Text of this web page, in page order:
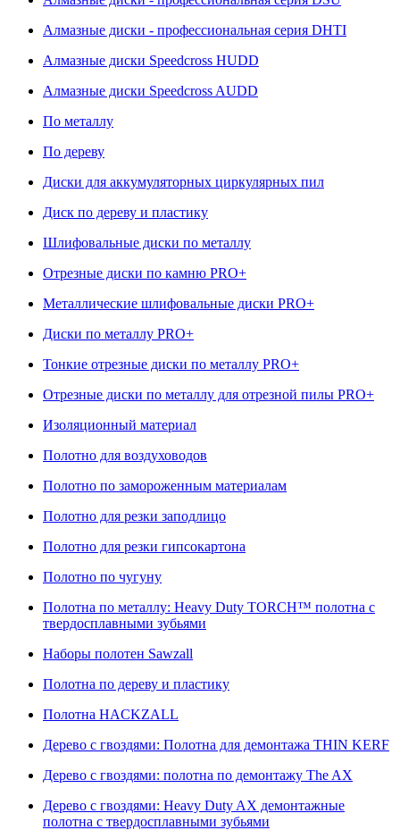
Алмазные диски - профессиональная серия DHTI
Алмазные диски Speedcross HUDD
Алмазные диски Speedcross AUDD
По металлу
По дереву
Диски для аккумуляторных циркулярных пил
Диск по дереву и пластику
Шлифовальные диски по металлу
Отрезные диски по камню PRO+
Металлические шлифовальные диски PRO+
Диски по металлу PRO+
Тонкие отрезные диски по металлу PRO+
Отрезные диски по металлу для отрезной пилы PRO+
Изоляционный материал
Полотно для воздуховодов
Полотно по замороженным материалам
Полотно для резки заподлицо
Полотно для резки гипсокартона
Полотно по чугуну
Полотна по металлу: Heavy Duty TORCH™ полотна с
твердосплавными зубьями
Наборы полотен Sawzall
Полотна по дереву и пластику
Полотна HACKZALL
Дерево с гвоздями: Полотна для демонтажа THIN KERF
Дерево с гвоздями: полотна по демонтажу The AX
Дерево с гвоздями: Heavy Duty AX демонтажные
полотна с твердосплавными зубьями